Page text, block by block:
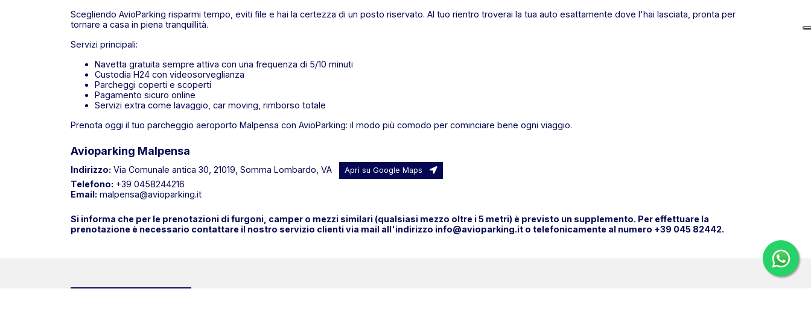
Scegliendo AvioParking risparmi tempo, eviti file e hai la certezza di un posto riservato. Al tuo rientro troverai la tua auto esattamente dove l'hai lasciata, pronta per
tornare a casa in piena tranquillità.
Servizi principali:
Navetta gratuita sempre attiva con una frequenza di 5/10 minuti
Custodia H24 con videosorveglianza
Parcheggi coperti e scoperti
Pagamento sicuro online
Servizi extra come lavaggio, car moving, rimborso totale
Prenota oggi il tuo parcheggio aeroporto Malpensa con AvioParking: il modo più comodo per cominciare bene ogni viaggio.
Avioparking Malpensa
Indirizzo: Via Comunale antica 30, 21019, Somma Lombardo, VA Apri su Google Maps
Telefono: +39 0458244216
Email: malpensa@avioparking.it
Si informa che per le prenotazioni di furgoni, camper o mezzi similari (qualsiasi mezzo oltre i 5 metri) è previsto un supplemento. Per effettuare la
prenotazione è necessario contattare il nostro servizio clienti via mail all'indirizzo info@avioparking.it o telefonicamente al numero +39 045 82442.